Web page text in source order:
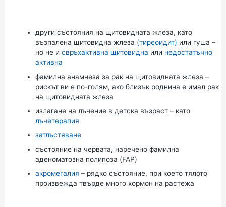
други състояния на щитовидната жлеза, като
възпалена щитовидна жлеза (тиреоидит) или гуша –
но не и свръхактивна щитовидна или недостатъчно
активна
фамилна анамнеза за рак на щитовидната жлеза –
рискът ви е по-голям, ако близък роднина е имал рак
на щитовидната жлеза
излагане на лъчениев детска възраст – като
лъчетерапия
затлъстяване
състояние на червата, наречено фамилна
аденоматозна полипоза (FAP)
акромегалия – рядко състояние, при което тялото
произвежда твърде много хормон на растежа